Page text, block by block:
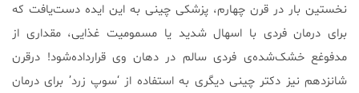
نخستین بار در قرن چهارم، پزشکی چینی به این ایده دست‌یافت که
برای درمان فردی با اسهال شدید یا مسمومیت غذایی، مقداری از
مدفوغع خشک‌شده‌ی فردی سالم در دهان وی قرارداده‌شود! درقرن
شانزدهم نیز دکتر چینی دیگری به استفاده از ‘سوپ زرد’ برای درمان